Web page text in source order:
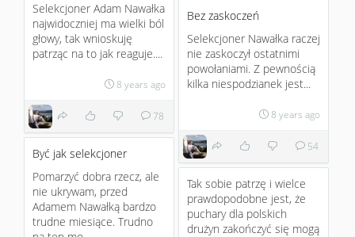
Selekcjoner Adam Nawałka
najwidoczniej ma wielki ból
głowy, tak wnioskuję
patrząc na to jak reaguje....
8 years ago
78
Bez zaskoczeń
Selekcjoner Nawałka raczej
nie zaskoczył ostatnimi
powołaniami. Z pewnością
kilka niespodzianek jest...
8 years ago
54
Być jak selekcjoner
Pomarzyć dobra rzecz, ale
nie ukrywam, przed
Adamem Nawałką bardzo
trudne miesiące. Trudno
Tak sobie patrzę i wielce
prawdopodobne jest, że
puchary dla polskich
drużyn zakończyć się mogą